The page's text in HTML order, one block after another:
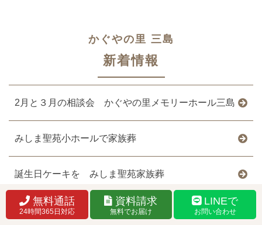
かぐやの里 三島
新着情報
2月と３月の相談会 かぐやの里メモリーホール三島
みしま聖苑小ホールで家族葬
誕生日ケーキを みしま聖苑家族葬
みしま聖苑で家族葬
無料通話
24時間365日対応
資料請求
無料でお届け
LINEで
お問い合わせ